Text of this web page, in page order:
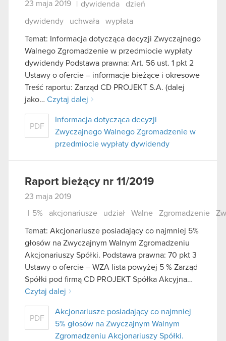
23 maja 2019 dywidenda dzień
dywidendy uchwała wypłata
Temat: Informacja dotycząca decyzji Zwyczajnego
Walnego Zgromadzenie w przedmiocie wypłaty
dywidendy Podstawa prawna: Art. 56 ust. 1 pkt 2
Ustawy o ofercie – informacje bieżące i okresowe
Treść raportu: Zarząd CD PROJEKT S.A. (dalej
jako… Czytaj dalej
PDF
Informacja dotycząca decyzji
Zwyczajnego Walnego Zgromadzenie w
przedmiocie wypłaty dywidendy
Raport bieżący nr 11/2019
23 maja 2019
5% akcjonariusze udział Walne Zgromadzenie
Temat: Akcjonariusze posiadający co najmniej 5%
głosów na Zwyczajnym Walnym Zgromadzeniu
Akcjonariuszy Spółki. Podstawa prawna: 70 pkt 3
Ustawy o ofercie – WZA lista powyżej 5 % Zarząd
Spółki pod firmą CD PROJEKT Spółka Akcyjna…
Czytaj dalej
PDF
Akcjonariusze posiadający co najmniej
5% głosów na Zwyczajnym Walnym
Zgromadzeniu Akcjonariuszy Spółki.